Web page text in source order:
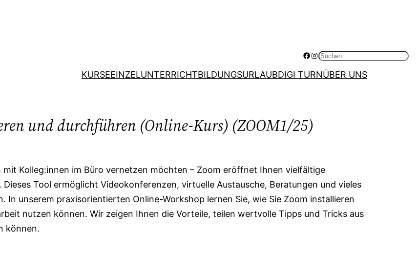
Facebook
Instagram
Suchen
KURSEEINZELUNTERRICHTBILDUNGSURLAUBDIGI TURNÜBER UNS
und durchführen (Online-Kurs) (ZOOM1/25)
Kolleg:innen im Büro vernetzen möchten – Zoom eröffnet Ihnen vielfältige
Tool ermöglicht Videokonferenzen, virtuelle Austausche, Beratungen und vieles
In unserem praxisorientierten Online-Workshop lernen Sie, wie Sie Zoom installieren
nutzen können. Wir zeigen Ihnen die Vorteile, teilen wertvolle Tipps und Tricks aus
können.